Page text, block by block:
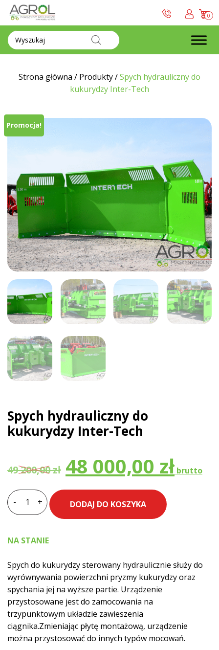
0
Wyszukiwarka
produktów
Strona główna / Produkty/Spych hydrauliczny do
kukurydzy Inter-Tech
Promocja!
Spych hydrauliczny do
kukurydzy Inter-Tech
49 200,00zł Pierwotna
cena
wynosiła:
49
200,00 zł.
48 000,00 zł
-
ilość
do
Inter-
Tech
+ DODAJ DO KOSZYKA
NA STANIE
Spych do kukurydzy sterowany hydraulicznie służy do
wyrównywania powierzchni pryzmy kukurydzy oraz
spychania jej na wyższe partie. Urządzenie
przystosowane jest do zamocowania na
trzypunktowym układzie zawieszenia
ciągnika.Zmieniając płytę montażową, urządzenie
można przystosować do innych typów mocowań.